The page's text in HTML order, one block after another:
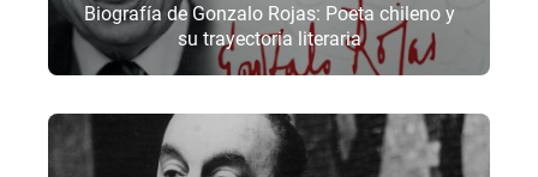
Biografía de Gonzalo Rojas: Poeta chileno y
su trayectoria literaria